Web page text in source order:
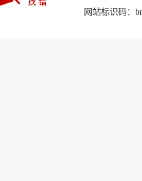
网站标识码：